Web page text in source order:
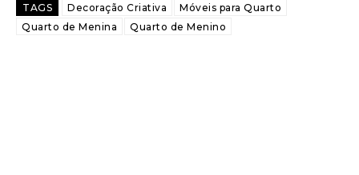
TAGS Decoração Criativa
Móveis para Quarto
Quarto de Menina
Quarto de Menino